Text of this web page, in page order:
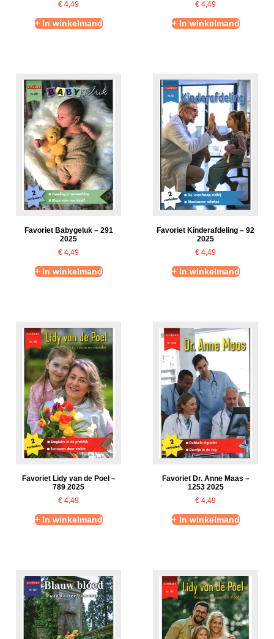
€ 4,49
+ In winkelmand
€ 4,49
+ In winkelmand
Favoriet Babygeluk – 291
2025
€ 4,49
+ In winkelmand
Favoriet Kinderafdeling – 92
2025
€ 4,49
+ In winkelmand
Favoriet Lidy van de Poel –
789 2025
€ 4,49
+ In winkelmand
Favoriet Dr. Anne Maas –
1253 2025
€ 4,49
+ In winkelmand